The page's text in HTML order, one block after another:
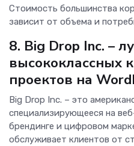
Стоимость большинства
зависит от объема и
8. Big Drop Inc. –
высококлассных
проектов на
Big Drop Inc. – это
специализирующееся на
брендинге и цифровом
обслуживает клиентов от